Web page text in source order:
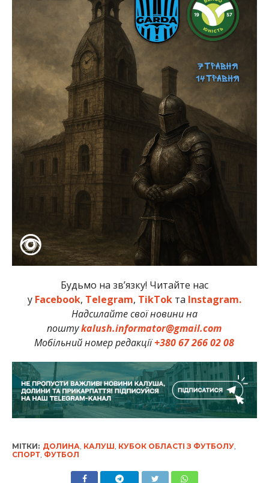
Будьмо на зв’язку! Читайте нас
у Facebook, Telegram, TikTokта Instagram.
Надсилайте свої новини на
поштуkalush.informator@gmail.com
Мобільний номер редакції+380 67 266 02 08
МІТКИ: ДОЛИНА КАЛУШ КУБОК ОБЛАСТІ З ФУТБОЛУ,
СПОРТ, ФУТБОЛ